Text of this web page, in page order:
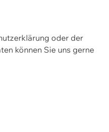
oder der
können Sie uns gerne